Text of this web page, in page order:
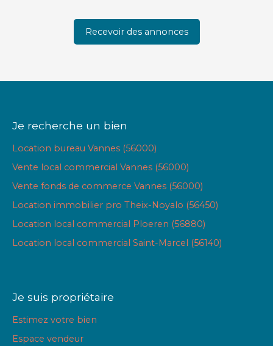
Recevoir des annonces
Je recherche un bien
Location bureau Vannes (56000)
Vente local commercial Vannes (56000)
Vente fonds de commerce Vannes (56000)
Location immobilier pro Theix-Noyalo (56450)
Location local commercial Ploeren (56880)
Location local commercial Saint-Marcel (56140)
Je suis propriétaire
Estimez votre bien
Espace vendeur